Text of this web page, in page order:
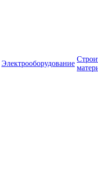
Электрооборудование